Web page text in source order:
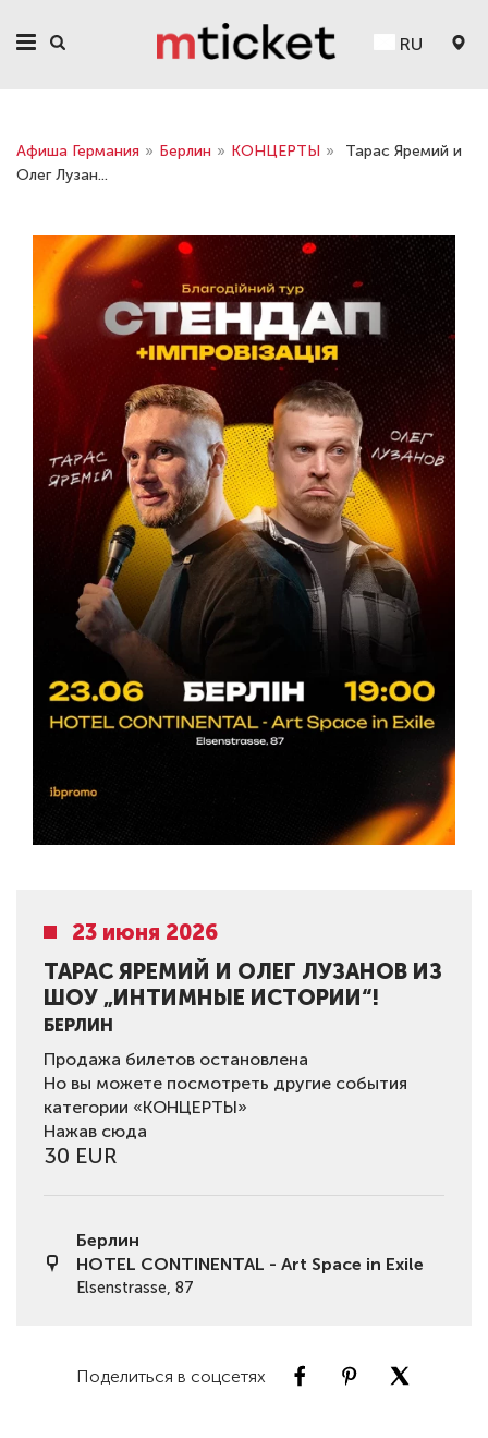
RU
Афиша Германия » Берлин » КОНЦЕРТЫ »
Тарас Яремий и
Олег Лузан...
23 июня 2026
ТАРАС ЯРЕМИЙ И ОЛЕГ ЛУЗАНОВ ИЗ
ШОУ „ИНТИМНЫЕ ИСТОРИИ“!
БЕРЛИН
Продажа билетов остановлена
Но вы можете посмотреть другие события
категории «КОНЦЕРТЫ»
Нажав сюда
30 EUR
Берлин
HOTEL CONTINENTAL - Art Space in Exile
Elsenstrasse, 87
Поделиться в соцсетях